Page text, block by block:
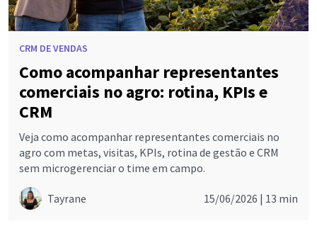
CRM DE VENDAS
Como acompanhar representantes
comerciais no agro: rotina, KPIs e
CRM
Veja como acompanhar representantes comerciais no
agro com metas, visitas, KPIs, rotina de gestão e CRM
sem microgerenciar o time em campo.
Tayrane 15/06/2026 | 13 min